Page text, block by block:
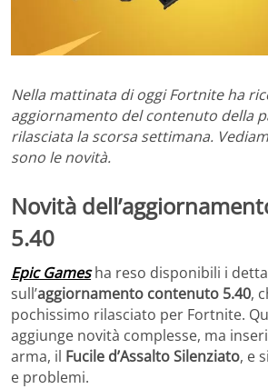
Nella mattinata di oggi Fortnite ha
aggiornamento del contenuto della
rilasciata la scorsa settimana.
sono le novità.
Novità
5.40
Epic Gamesha reso disponibili i
sull’aggiornamento contenuto 5.40,
pochissimo rilasciato per Fortnite.
aggiunge novità complesse, ma
arma, il Fucile d’Assalto Silenziato, e
e problemi.